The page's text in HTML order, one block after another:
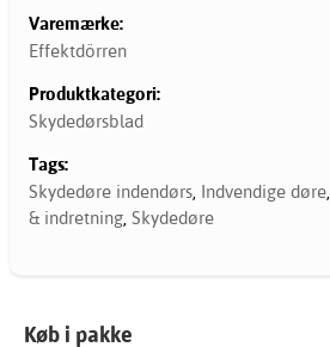
Varemærke:
Effektdörren
Produktkategori:
Skydedørsblad
Tags:
Skydedøre indendørs, Indvendige døre,
& indretning, Skydedøre
Køb i pakke